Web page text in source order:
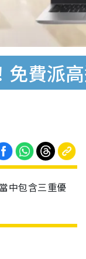
費派
中包含三重優